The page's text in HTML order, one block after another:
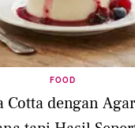
FOOD
Cotta dengan